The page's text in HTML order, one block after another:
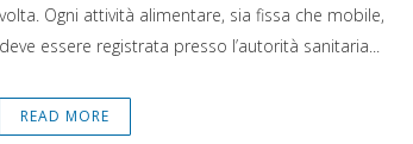
volta. Ogni attività alimentare, sia fissa che mobile,
deve essere registrata presso l’autorità sanitaria...
READ MORE